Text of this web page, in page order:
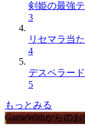
剣姫の最強
3
リセマラ当
4
デスペラー
5
もっとみる
GameWithからの